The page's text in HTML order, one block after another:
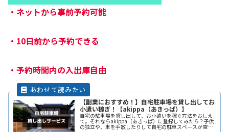
・ ネットから事前予約可能
・ 10日前から予約できる
・ 予約時間内の入出庫自由
【副業におすすめ！】自宅駐車場を貸し出してお
小遣い稼ぎ！【akippa（あきっぱ）】
自宅の駐車場を貸し出して、お小遣いを稼ぐ方法をおしえ
て。それならakippa（あきっぱ）に登録してみたら？子供
の独立や、車を手放したりして自宅の駐車スペースが空い